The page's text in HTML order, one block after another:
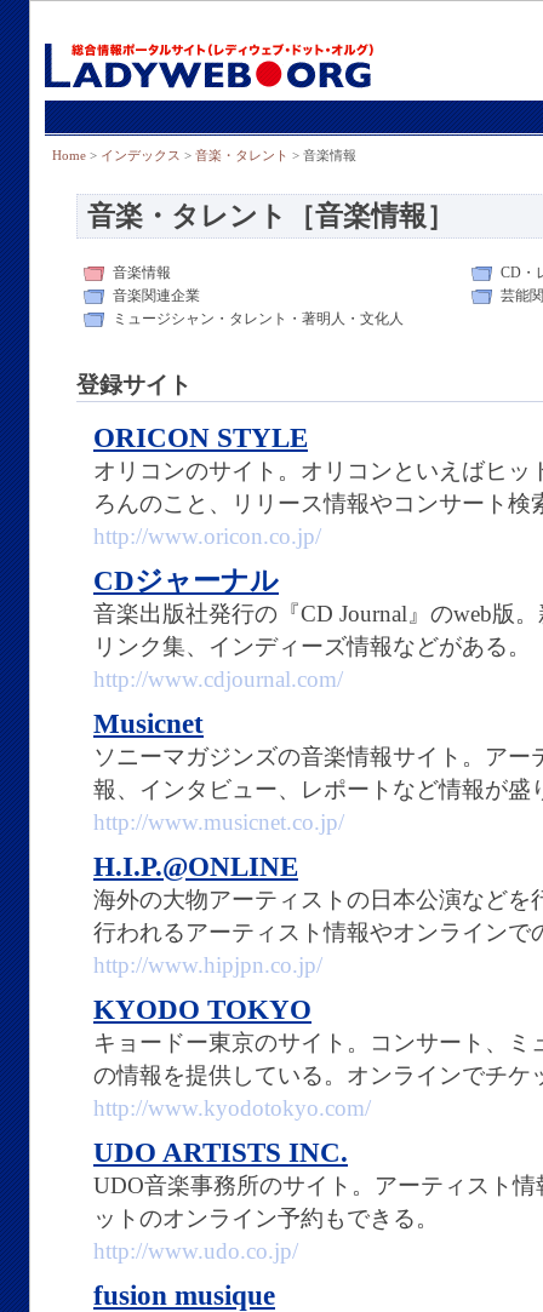
Home > インデックス > 音楽・タレント > 音楽情報
音楽・タレント［音楽情報］
音楽情報
CD・
音楽関連企業
芸能
ミュージシャン・タレント・著明人・文化人
登録サイト
ORICON STYLE
オリコンのサイト。オリコンといえばヒ
ろんのこと、リリース情報やコンサート検
http://www.oricon.co.jp/
CDジャーナル
音楽出版社発行の『CD Journal』のweb版
リンク集、インディーズ情報などがある。
http://www.cdjournal.com/
Musicnet
ソニーマガジンズの音楽情報サイト。ア
報、インタビュー、レポートなど情報が盛
http://www.musicnet.co.jp/
H.I.P.@ONLINE
海外の大物アーティストの日本公演などを
行われるアーティスト情報やオンラインで
http://www.hipjpn.co.jp/
KYODO TOKYO
キョードー東京のサイト。コンサート、
の情報を提供している。オンラインでチケ
http://www.kyodotokyo.com/
UDO ARTISTS INC.
UDO音楽事務所のサイト。アーティスト
ットのオンライン予約もできる。
http://www.udo.co.jp/
fusion musique